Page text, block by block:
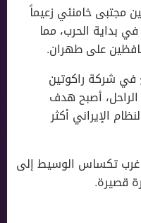
مجتبى خامنئي زعيماً
بداية الحرب، مما
على طهران.
في شركة راكوتين
الراحل، أصبح هدف
الإيراني أكثر
غرب تكساس الوسيط إلى